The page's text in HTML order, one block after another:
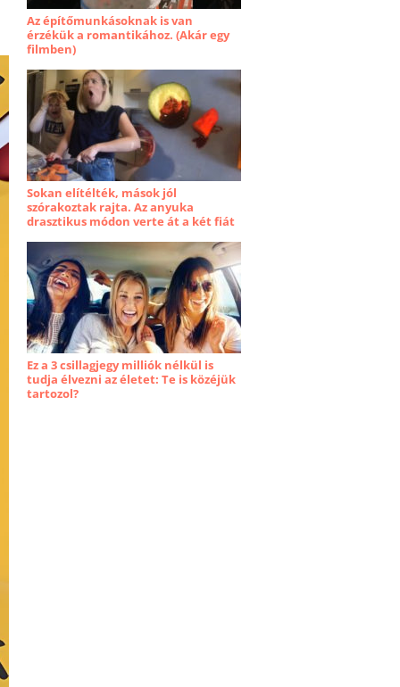
Az építőmunkásoknak is van
érzékük a romantikához. (Akár egy
filmben)
Sokan elítélték, mások jól
szórakoztak rajta. Az anyuka
drasztikus módon verte át a két fiát
Ez a 3 csillagjegy milliók nélkül is
tudja élvezni az életet: Te is közéjük
tartozol?